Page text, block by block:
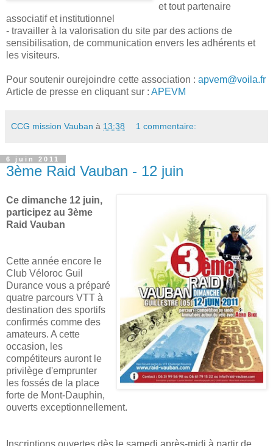
et tout partenaire
associatif et institutionnel
- travailler à la valorisation du site par des actions de
sensibilisation, de communication envers les adhérents et
les visiteurs.
Pour soutenir ourejoindre cette association : apvem@voila.fr
Article de presse en cliquant sur : APEVM
CCG mission Vauban à 13:38 1 commentaire:
6 juin 2011
3ème Raid Vauban - 12 juin
Ce dimanche 12 juin,
participez au 3ème
Raid Vauban
Cette année encore le
Club Véloroc Guil
Durance vous a préparé
quatre parcours VTT à
destination des sportifs
confirmés comme des
amateurs. A cette
occasion, les
compétiteurs auront le
privilège d'emprunter
les fossés de la place
forte de Mont-Dauphin,
ouverts exceptionnellement.
Inscriptions ouvertes dès le samedi après-midi à partir de